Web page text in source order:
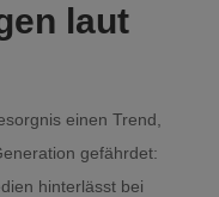
laut
einen Trend,
gefährdet:
hinterlässt bei